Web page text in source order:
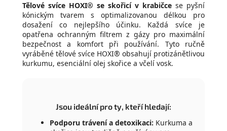
Tělové svíce HOXI® se skořicí v krabičce se pyšní
kónickým tvarem s optimalizovanou délkou pro
dosažení co nejlepšího účinku. Každá svíce je
opatřena ochranným filtrem z gázy pro maximální
bezpečnost a komfort při používání. Tyto ručně
vyráběné tělové svíce HOXI® obsahují protizánětlivou
kurkumu, esenciální olej skořice a včelí vosk.
Jsou ideální pro ty, kteří hledají:
Podporu trávení a detoxikaci: Kurkuma a